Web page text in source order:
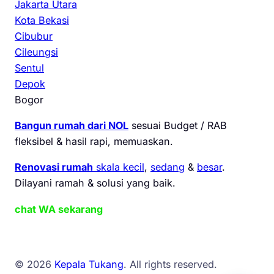
Jakarta Utara
Kota Bekasi
Cibubur
Cileungsi
Sentul
Depok
Bogor
Bangun rumah dari NOL sesuai Budget / RAB
fleksibel & hasil rapi, memuaskan.
Renovasi rumah skala kecil, sedang & besar.
Dilayani ramah & solusi yang baik.
chat WA sekarang
© 2026 Kepala Tukang. All rights reserved.